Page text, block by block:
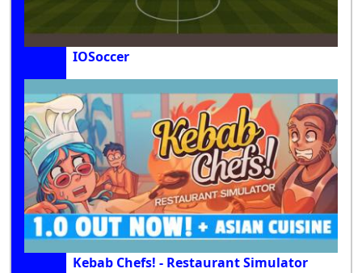
IOSoccer
Kebab Chefs! - Restaurant Simulator